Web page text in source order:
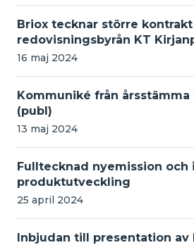
Briox tecknar större
redovisningsbyrån KT
16 maj 2024
Kommuniké från årsstämma
(publ)
13 maj 2024
Fulltecknad nyemission och
produktutveckling
25 april 2024
Inbjudan till presentation av